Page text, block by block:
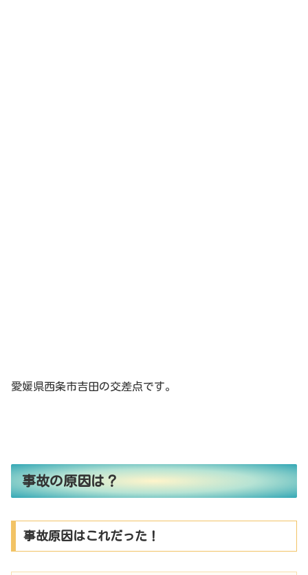
愛媛県西条市吉田の交差点です。
事故の原因は？
事故原因はこれだった！